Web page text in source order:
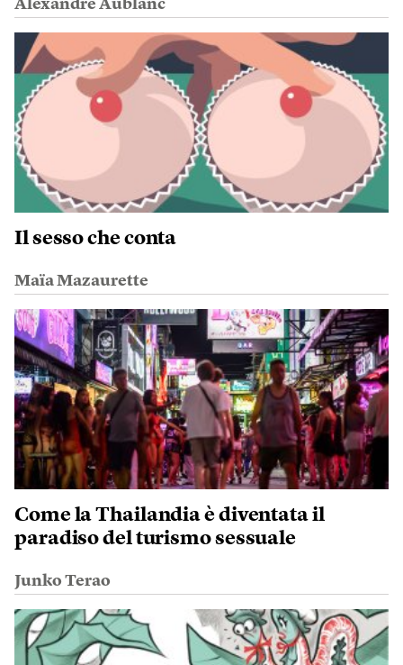
Alexandre Aublanc
Il sesso che conta
Maïa Mazaurette
Come la Thailandia è diventata il
paradiso del turismo sessuale
Junko Terao